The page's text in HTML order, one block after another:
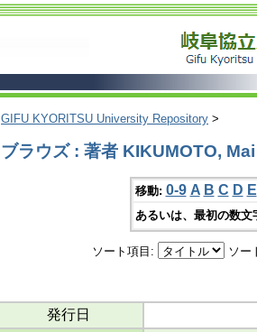
GIFU KYORITSU University Repository >
ブラウズ : 著者 KIKUMOTO, Mai
移動: 0-9 A B C D E
あるいは、最初の数
ソート項目: ソー
発行日